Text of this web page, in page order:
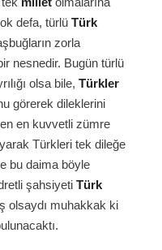
defa, türlü Türk
zorla
nesnedir. Bugün türlü
olsa bile, Türkler
görerek dileklerini
en kuvvetli zümre
Türkleri tek dileğe
bu daima böyle
şahsiyeti Türk
olsaydı muhakkak ki